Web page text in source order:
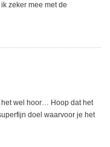
zeker mee met de
het wel hoor… Hoop dat het
doel waarvoor je het